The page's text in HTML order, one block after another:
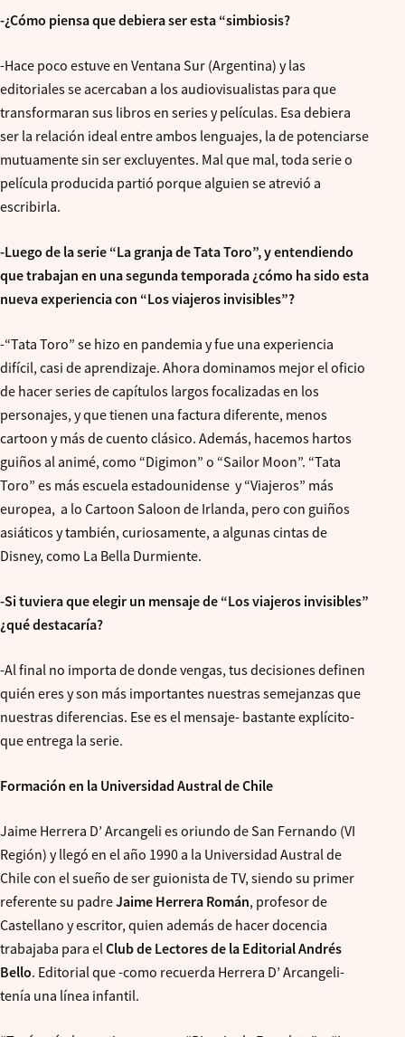
-¿Cómo piensa que debiera ser esta “simbiosis?
-Hace poco estuve en Ventana Sur (Argentina) y las
editoriales se acercaban a los audiovisualistas para que
transformaran sus libros en series y películas. Esa debiera
ser la relación ideal entre ambos lenguajes, la de potenciarse
mutuamente sin ser excluyentes. Mal que mal, toda serie o
película producida partió porque alguien se atrevió a
escribirla.
-Luego de la serie “La granja de Tata Toro”, y entendiendo
que trabajan en una segunda temporada ¿cómo ha sido esta
nueva experiencia con “Los viajeros invisibles”?
-“Tata Toro” se hizo en pandemia y fue una experiencia
difícil, casi de aprendizaje. Ahora dominamos mejor el oficio
de hacer series de capítulos largos focalizadas en los
personajes, y que tienen una factura diferente, menos
cartoon y más de cuento clásico. Además, hacemos hartos
guiños al animé, como “Digimon” o “Sailor Moon”. “Tata
Toro” es más escuela estadounidense y “Viajeros” más
europea, a lo Cartoon Saloon de Irlanda, pero con guiños
asiáticos y también, curiosamente, a algunas cintas de
Disney, como La Bella Durmiente.
-Si tuviera que elegir un mensaje de “Los viajeros invisibles”
¿qué destacaría?
-Al final no importa de donde vengas, tus decisiones definen
quién eres y son más importantes nuestras semejanzas que
nuestras diferencias. Ese es el mensaje- bastante explícito-
que entrega la serie.
Formación en la Universidad Austral de Chile
Jaime Herrera D’ Arcangeli es oriundo de San Fernando (VI
Región) y llegó en el año 1990 a la Universidad Austral de
Chile con el sueño de ser guionista de TV, siendo su primer
referente su padreJaime Herrera Román, profesor de
Castellano y escritor, quien además de hacer docencia
trabajaba para elClub de Lectores de la Editorial Andrés
Bello. Editorial que -como recuerda Herrera D’ Arcangeli-
tenía una línea infantil.